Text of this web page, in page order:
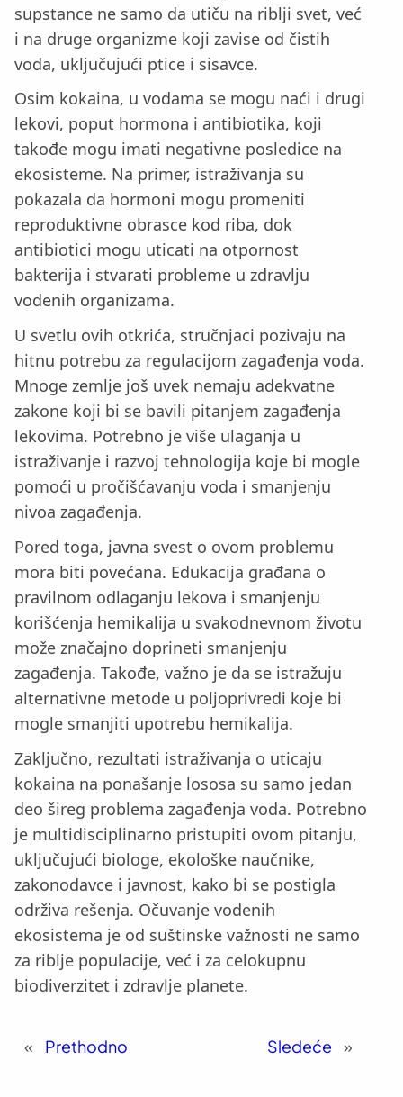
supstance ne samo da utiču na riblji svet, već
i na druge organizme koji zavise od čistih
voda, uključujući ptice i sisavce.
Osim kokaina, u vodama se mogu naći i drugi
lekovi, poput hormona i antibiotika, koji
takođe mogu imati negativne posledice na
ekosisteme. Na primer, istraživanja su
pokazala da hormoni mogu promeniti
reproduktivne obrasce kod riba, dok
antibiotici mogu uticati na otpornost
bakterija i stvarati probleme u zdravlju
vodenih organizama.
U svetlu ovih otkrića, stručnjaci pozivaju na
hitnu potrebu za regulacijom zagađenja voda.
Mnoge zemlje još uvek nemaju adekvatne
zakone koji bi se bavili pitanjem zagađenja
lekovima. Potrebno je više ulaganja u
istraživanje i razvoj tehnologija koje bi mogle
pomoći u pročišćavanju voda i smanjenju
nivoa zagađenja.
Pored toga, javna svest o ovom problemu
mora biti povećana. Edukacija građana o
pravilnom odlaganju lekova i smanjenju
korišćenja hemikalija u svakodnevnom životu
može značajno doprineti smanjenju
zagađenja. Takođe, važno je da se istražuju
alternativne metode u poljoprivredi koje bi
mogle smanjiti upotrebu hemikalija.
Zaključno, rezultati istraživanja o uticaju
kokaina na ponašanje lososa su samo jedan
deo šireg problema zagađenja voda. Potrebno
je multidisciplinarno pristupiti ovom pitanju,
uključujući biologe, ekološke naučnike,
zakonodavce i javnost, kako bi se postigla
održiva rešenja. Očuvanje vodenih
ekosistema je od suštinske važnosti ne samo
za riblje populacije, već i za celokupnu
biodiverzitet i zdravlje planete.
« Prethodno Sledeće »